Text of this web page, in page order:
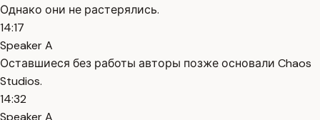
Однако они не растерялись.
14:17
Speaker A
Оставшиеся без работы авторы позже основали Chaos
Studios.
14:32
Speaker A